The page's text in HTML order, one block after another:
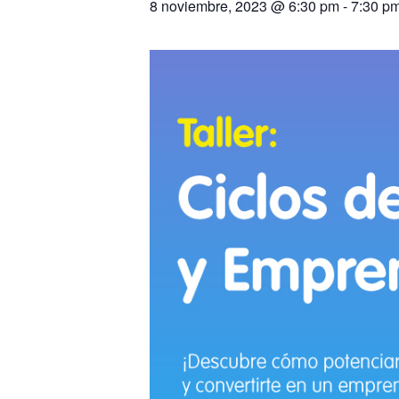
8 noviembre, 2023 @ 6:30 pm-7:30